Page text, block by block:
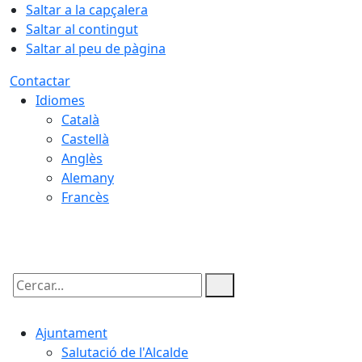
Saltar a la capçalera
Saltar al contingut
Saltar al peu de pàgina
Contactar
Idiomes
Català
Castellà
Anglès
Alemany
Francès
Cercar:
Ajuntament
Salutació de l'Alcalde